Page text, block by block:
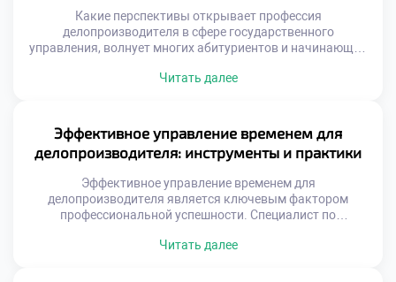
Какие перспективы открывает профессия
делопроизводителя в сфере государственного
управления, волнует многих абитуриентов и начинающих
ассоциируется со стабильностью и социальными
Делопроизводство здесь является фундаментом всей
управленческой вертикали власти. Без качественного
документационного обеспечения функционирование
аппарата невозможно. Специалист выступает связующим
звеном между законом […]
Читать далее
Эффективное управление временем для
делопроизводителя: инструменты и практики
Эффективное управление временем для
делопроизводителя является ключевым фактором
профессиональной успешности. Специалист по
обрабатывает огромные массивы входящей информации.
Читать далее